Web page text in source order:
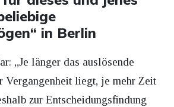
in Berlin
„Je länger das auslösende
Vergangenheit liegt, je mehr Zeit
zur Entscheidungsfindung